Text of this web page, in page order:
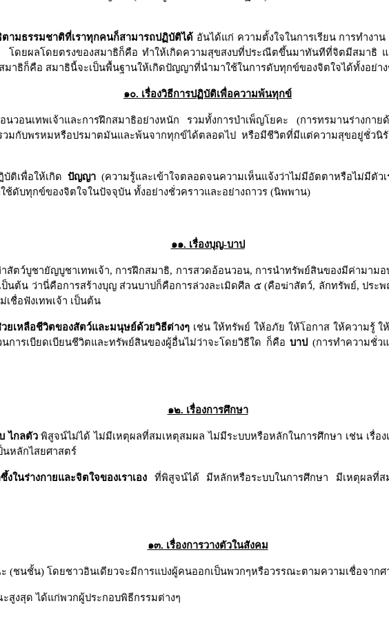
ตามธรรมชาติที่เราทุกคนก็สามารถปฏิบัติได้ อันได้แก่ ความตั้งใจในการเรียน การทำงา
โดยผลโดยตรงของสมาธิก็คือ ทำให้เกิดความสุขสงบที่ประณีตขึ้นมาทันทีที่จิตมีสมาธิ แ
าธิก็คือ สมาธินี้จะเป็นพื้นฐานให้เกิดปัญญาที่นำมาใช้ในการดับทุกข์ของจิตใจได้ทั้งอย่าง
๑๐. เรื่องวิธีการปฏิบัติเพื่อความพ้นทุกข์
นวอนเทพเจ้าและการฝึกสมาธิอย่างหนัก รวมทั้งการบำเพ็ญโยคะ (การทรมานร่างกา
วมกับพรหมหรือปรมาตมันและพ้นจากทุกข์ได้ตลอดไป หรือมีชีวิตที่มีแต่ความสุขอยู่ชั่วนิ
ติเพื่อให้เกิด ปัญญา (ความรู้และเข้าใจตลอดจนความเห็นแจ้งว่าไม่มีอัตตาหรือไม่มีตัวเ
ช้ดับทุกข์ของจิตใจในปัจจุบัน ทั้งอย่างชั่วคราวและอย่างถาวร (นิพพาน)
๑๑. เรื่องบุญ-บาป
สัตว์บูชายัญบูชาเทพเจ้า, การฝึกสมาธิ, การสวดอ้อนวอน, การนำทรัพย์สินของมีค่ามาม
นต้น ว่านี่คือการสร้างบุญ ส่วนบาปก็คือการล่วงละเมิดศีล ๕ (คือฆ่าสัตว์, ลักทรัพย์, ประพ
ชื่อฟังเทพเจ้า เป็นต้น
ยเหลือชีวิตของสัตว์และมนุษย์ด้วยวิธีต่างๆเช่น ให้ทรัพย์ ให้อภัย ให้โอกาส ให้ความรู้
การเบียดเบียนชีวิตและทรัพย์สินของผู้อื่นไม่ว่าจะโดยวิธีใด ก็คือบาป (การทำความชั่ว
๑๒. เรื่องการศึกษา
ไกลตัวพิสูจน์ไม่ได้ ไม่มีเหตุผลที่สมเหตุสมผล ไม่มีระบบหรือหลักในการศึกษา เช่น เรื่อ
นหลักไสยศาสตร์
งในร่างกายและจิตใจของเราเองที่พิสูจน์ได้ มีหลักหรือระบบในการศึกษา มีเหตุผลที่ส
๑๓. เรื่องการวางตัวในสังคม
(ชนชั้น) โดยชาวอินเดียวจะมีการแบ่งผู้คนออกเป็นพวกๆหรือวรรณะตามความเชื่อจาก
สูงสุด ได้แก่พวกผู้ประกอบพิธีกรรมต่างๆ